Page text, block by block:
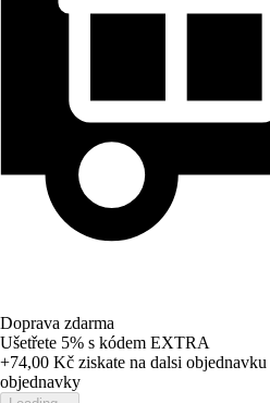
Doprava zdarma
Ušetřete 5% s kódem EXTRA
+74,00 Kč ziskate na dalsi objednavku
objednavky